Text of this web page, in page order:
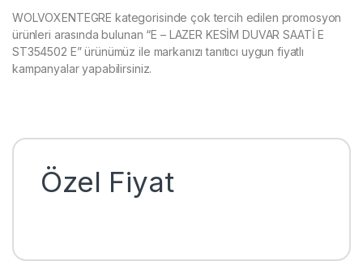
WOLVOXENTEGRE kategorisinde çok tercih edilen promosyon
ürünleri arasında bulunan “E – LAZER KESİM DUVAR SAATİ E
ST354502 E” ürünümüz ile markanızı tanıtıcı uygun fiyatlı
kampanyalar yapabilirsiniz.
Özel Fiyat